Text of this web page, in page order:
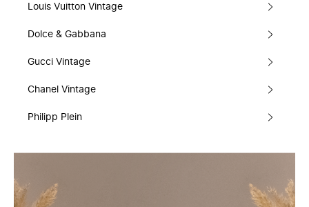
Louis Vuitton Vintage
Dolce & Gabbana
Gucci Vintage
Chanel Vintage
Philipp Plein